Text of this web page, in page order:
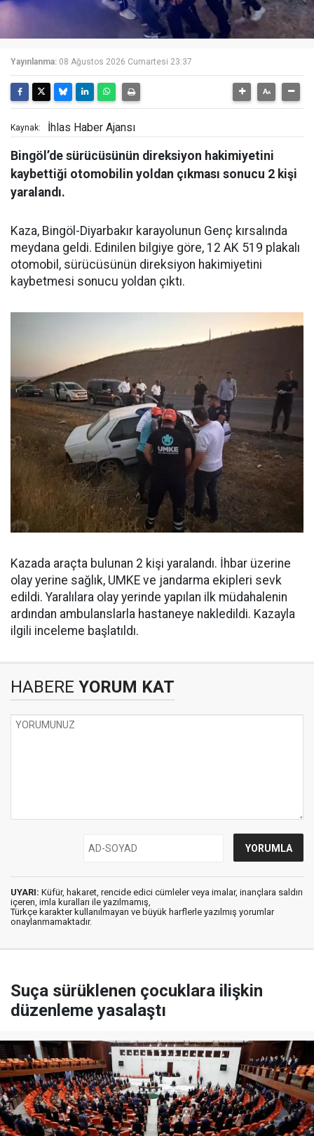
Yayınlanma: 08 Ağustos 2026 Cumartesi 23:37
Kaynak: İhlas Haber Ajansı
Bingöl’de sürücüsünün direksiyon hakimiyetini
kaybettiği otomobilin yoldan çıkması sonucu 2 kişi
yaralandı.
Kaza, Bingöl-Diyarbakır karayolunun Genç kırsalında
meydana geldi. Edinilen bilgiye göre, 12 AK 519 plakalı
otomobil, sürücüsünün direksiyon hakimiyetini
kaybetmesi sonucu yoldan çıktı.
Kazada araçta bulunan 2 kişi yaralandı. İhbar üzerine
olay yerine sağlık, UMKE ve jandarma ekipleri sevk
edildi. Yaralılara olay yerinde yapılan ilk müdahalenin
ardından ambulanslarla hastaneye nakledildi. Kazayla
ilgili inceleme başlatıldı.
HABERE YORUM KAT
UYARI: Küfür, hakaret, rencide edici cümleler veya imalar, inançlara saldırı
içeren, imla kuralları ile yazılmamış,
Türkçe karakter kullanılmayan ve büyük harflerle yazılmış yorumlar
onaylanmamaktadır.
Suça sürüklenen çocuklara ilişkin
düzenleme yasalaştı